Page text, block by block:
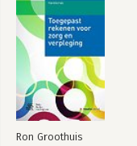
Ron Groothuis